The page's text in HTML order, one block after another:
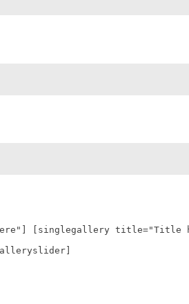
[singlegallery title="Title